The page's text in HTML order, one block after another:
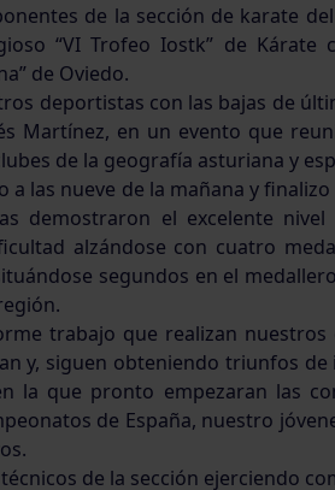
de la sección de karate
“VI Trofeo Iostk” de Kárate
de Oviedo.
deportistas con las bajas de
Martínez, en un evento que
de la geografía asturiana y
las nueve de la mañana y
demostraron el excelente nivel
alzándose con cuatro
segundos en el
trabajo que realizan nuestros
y, siguen obteniendo triunfos
la que pronto empezaran las
de España, nuestro
de la sección ejerciendo